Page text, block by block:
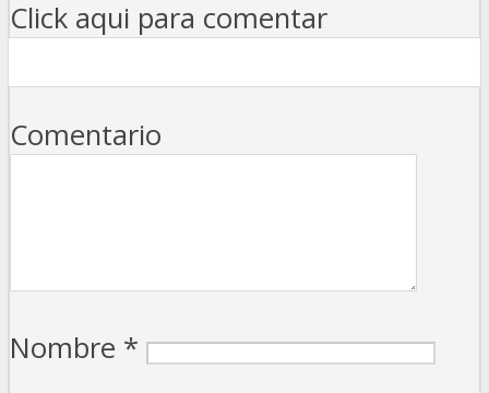
Click aqui para comentar
Comentario
Nombre *